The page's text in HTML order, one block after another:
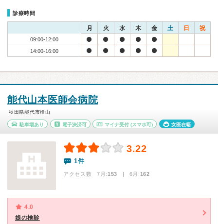
診療時間
月 火 水 木 金 土 日 祝
09:00-12:00
14:00-16:00
能代山本医師会病院
秋田県能代市檜山
駐車場あり 電子決済可 マイナ受付 (スマホ可) 女医在籍
3.22
1件
アクセス数 7月:153 | 6月:162
4.0
娘の検診